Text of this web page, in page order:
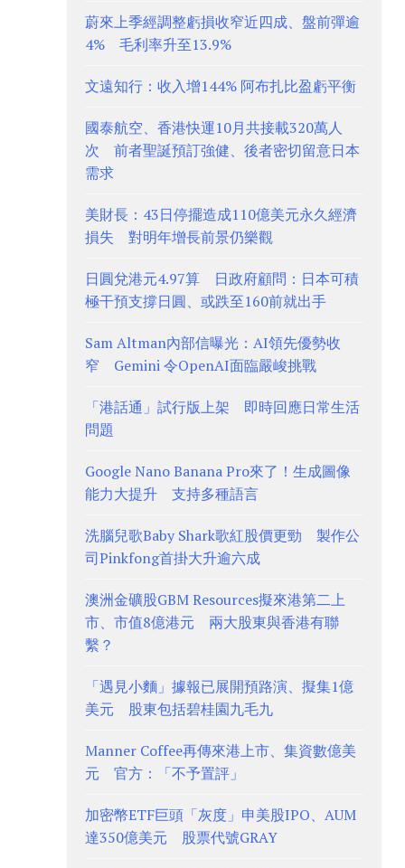
蔚來上季經調整虧損收窄近四成、盤前彈逾
4% 毛利率升至13.9%
文遠知行：收入增144% 阿布扎比盈虧平衡
國泰航空、香港快運10月共接載320萬人
次 前者聖誕預訂強健、後者密切留意日本
需求
美財長：43日停擺造成110億美元永久經濟
損失 對明年增長前景仍樂觀
日圓兌港元4.97算 日政府顧問：日本可積
極干預支撐日圓、或跌至160前就出手
Sam Altman內部信曝光：AI領先優勢收
窄 Gemini 令OpenAI面臨嚴峻挑戰
「港話通」試行版上架 即時回應日常生活
問題
Google Nano Banana Pro來了！生成圖像
能力大提升 支持多種語言
洗腦兒歌Baby Shark歌紅股價更勁 製作公
司Pinkfong首掛大升逾六成
澳洲金礦股GBM Resources擬來港第二上
市、市值8億港元 兩大股東與香港有聯
繫？
「遇見小麵」據報已展開預路演、擬集1億
美元 股東包括碧桂園九毛九
Manner Coffee再傳來港上市、集資數億美
元 官方：「不予置評」
加密幣ETF巨頭「灰度」申美股IPO、AUM
達350億美元 股票代號GRAY